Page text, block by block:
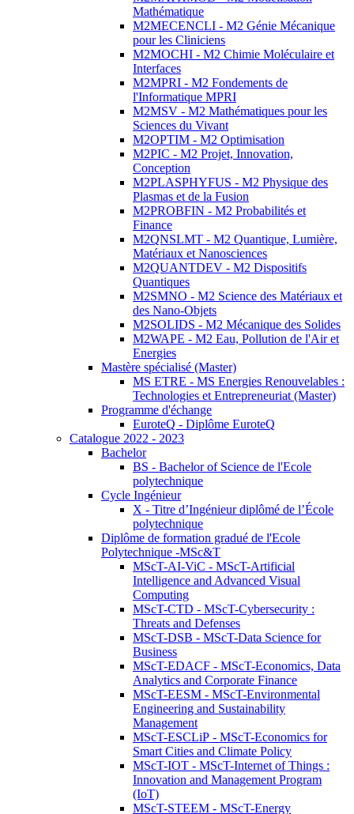
Mathématique
M2MECENCLI - M2 Génie Mécanique
pour les Cliniciens
M2MOCHI - M2 Chimie Moléculaire et
Interfaces
M2MPRI - M2 Fondements de
l'Informatique MPRI
M2MSV - M2 Mathématiques pour les
Sciences du Vivant
M2OPTIM - M2 Optimisation
M2PIC - M2 Projet, Innovation,
Conception
M2PLASPHYFUS - M2 Physique des
Plasmas et de la Fusion
M2PROBFIN - M2 Probabilités et
Finance
M2QNSLMT - M2 Quantique, Lumière,
Matériaux et Nanosciences
M2QUANTDEV - M2 Dispositifs
Quantiques
M2SMNO - M2 Science des Matériaux et
des Nano-Objets
M2SOLIDS - M2 Mécanique des Solides
M2WAPE - M2 Eau, Pollution de l'Air et
Energies
Mastère spécialisé (Master)
MS ETRE - MS Energies Renouvelables :
Technologies et Entrepreneuriat (Master)
Programme d'échange
EuroteQ - Diplôme EuroteQ
Catalogue 2022 - 2023
Bachelor
BS - Bachelor of Science de l'Ecole
polytechnique
Cycle Ingénieur
X - Titre d’Ingénieur diplômé de l’École
polytechnique
Diplôme de formation gradué de l'Ecole
Polytechnique -MSc&T
MScT-AI-ViC - MScT-Artificial
Intelligence and Advanced Visual
Computing
MScT-CTD - MScT-Cybersecurity :
Threats and Defenses
MScT-DSB - MScT-Data Science for
Business
MScT-EDACF - MScT-Economics, Data
Analytics and Corporate Finance
MScT-EESM - MScT-Environmental
Engineering and Sustainability
Management
MScT-ESCLiP - MScT-Economics for
Smart Cities and Climate Policy
MScT-IOT - MScT-Internet of Things :
Innovation and Management Program
(IoT)
MScT-STEEM - MScT-Energy